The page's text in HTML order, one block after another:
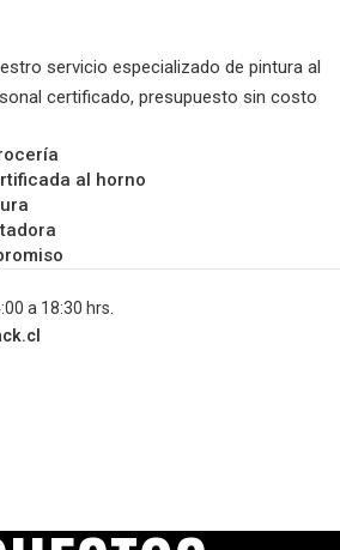
servicio especializado de pintura al
certificado, presupuesto sin costo
al horno
a 18:30 hrs.